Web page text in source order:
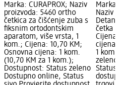
Marka: CURAPROX; Naziv
proizvoda: 5460 ortho
četkica za čišćenje zuba s
fiksnim ortodontskim
aparatom, više vrsta, 1
kom.; Cijena: 10,70 KM;
Osnovna cijena: 1 kom.
(10,70 KM za 1 kom.);
Dostupnost: Status zeleno
Dostupno online, Status
Marka:
Naziv
četka za
Cijena:
cijena: 1
1 kom.);
zeleno
Status